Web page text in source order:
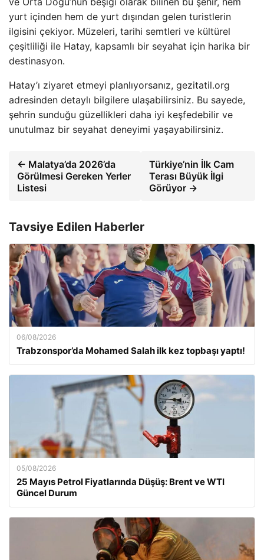
yurt içinden hem de yurt dışından gelen turistlerin
ilgisini çekiyor. Müzeleri, tarihi semtleri ve kültürel
çeşitliliği ile Hatay, kapsamlı bir seyahat için harika bir
destinasyon.
Hatay’ı ziyaret etmeyi planlıyorsanız, gezitatil.org
adresinden detaylı bilgilere ulaşabilirsiniz. Bu sayede,
şehrin sunduğu güzellikleri daha iyi keşfedebilir ve
unutulmaz bir seyahat deneyimi yaşayabilirsiniz.
← Malatya’da 2026’da
Görülmesi Gereken Yerler
Listesi
Türkiye’nin İlk Cam
Terası Büyük İlgi
Görüyor →
Tavsiye Edilen Haberler
06/08/2026
Trabzonspor’da Mohamed Salah ilk kez topbaşı yaptı!
05/08/2026
25 Mayıs Petrol Fiyatlarında Düşüş: Brent ve WTI
Güncel Durum